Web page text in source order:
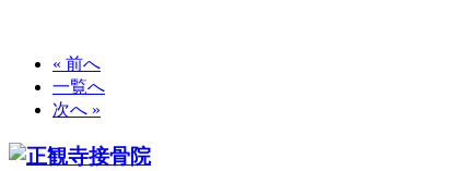
« 前へ
一覧へ
次へ »